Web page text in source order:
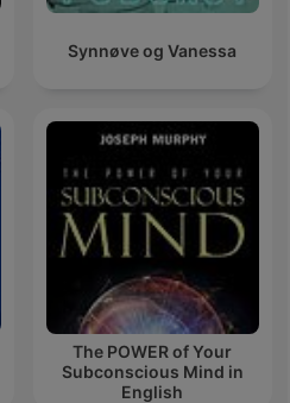
Synnøve og Vanessa
The POWER of Your
Subconscious Mind in
English